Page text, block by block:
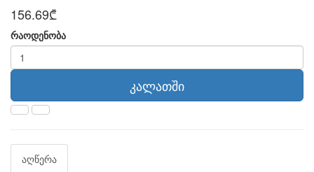
156.69₾
რაოდენობა
კალათში
აღწერა